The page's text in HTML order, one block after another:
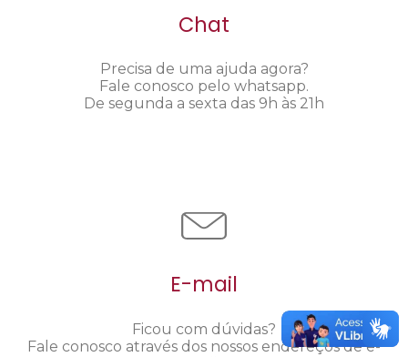
Chat
Precisa de uma ajuda agora?
Fale conosco pelo whatsapp.
De segunda a sexta das 9h às 21h
E-mail
Ficou com dúvidas?
Fale conosco através dos nossos endereços de e-